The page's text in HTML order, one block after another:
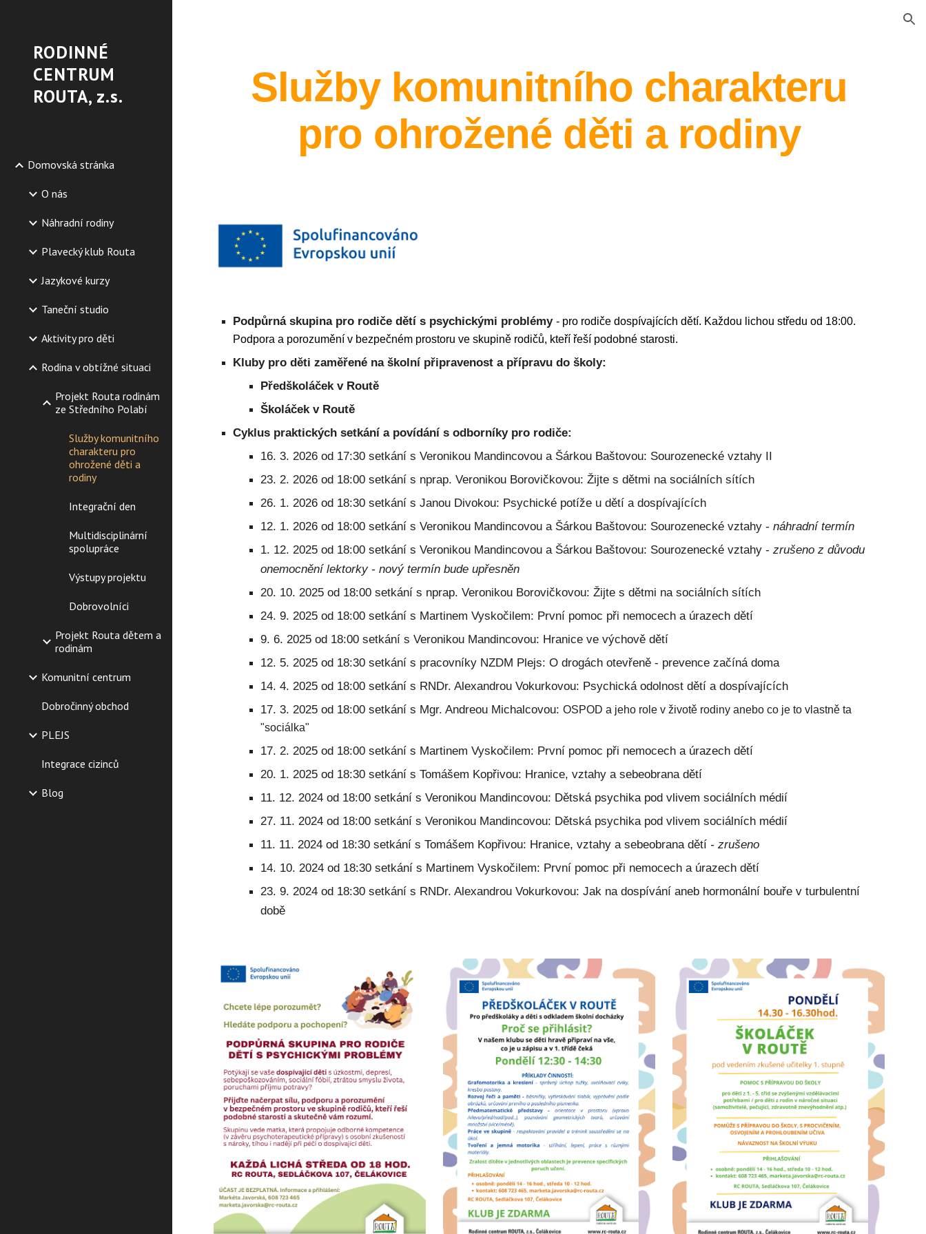
RODINNÉ
CENTRUM
ROUTA, z.s.
Domovská stránka
O nás
Náhradní rodiny
Plavecký klub Routa
Jazykové kurzy
Taneční studio
Aktivity pro děti
Rodina v obtížné situaci
Projekt Routa rodinám
ze Středního Polabí
Služby komunitního
charakteru pro
ohrožené děti a
rodiny
Integrační den
Multidisciplinární
spolupráce
Výstupy projektu
Dobrovolníci
Projekt Routa dětem a
rodinám
Komunitní centrum
Dobročinný obchod
PLEJS
Integrace cizinců
Blog
Služby komunitního charakteru
pro ohrožené děti a rodiny
Podpůrná skupina pro rodiče dětí s psychickými problémy- pro rodiče dospívajících dětí. Každou lichou středu od 18:00.
Podpora a porozumění v bezpečném prostoru ve skupině rodičů, kteří řeší podobné starosti.
Kluby pro děti zaměřené na školní připravenost a přípravu do školy:
Předškoláček v Routě
Školáček v Routě
Cyklus praktických setkání a povídání s odborníky pro rodiče:
16. 3. 2026 od 17:30 setkánís Veronikou Mandincovou a Šárkou Baštovou: Sourozenecké vztahy II
23. 2. 2026 od 18:00setkání s nprap. Veronikou Borovičkovou: Žijte s dětmi na sociálních sítích
26. 1. 2026 od 18:30 setkání s Janou Divokou: Psychické potíže u dětí a dospívajících
12. 1. 2026 od 18:00setkání s Veronikou Mandincovou a Šárkou Baštovou: Sourozenecké vztahy -náhradní termín
1. 12. 2025 od 18:00 setkání s Veronikou Mandincovou a Šárkou Baštovou: Sourozenecké vztahy -zrušeno z důvodu
onemocnění lektorky - nový termín bude upřesněn
20. 10. 2025 od 18:00 setkání s nprap. Veronikou Borovičkovou: Žijte s dětmi na sociálních sítích
24. 9. 2025 od 18:00setkání s Martinem Vyskočilem: První pomoc při nemocech a úrazech dětí
9. 6. 2025 od 18:00 setkání s Veronikou Mandincovou: Hranice ve výchově dětí
12. 5. 2025 od 18:30 setkání s pracovníky NZDM Plejs: O drogách otevřeně - prevence začíná doma
14. 4. 2025 od 18:00 setkání s RNDr. Alexandrou Vokurkovou: Psychická odolnost dětí a dospívajících
17. 3. 2025 od 18:00 setkání s Mgr. Andreou Michalcovou:OSPOD a jeho role v životě rodiny anebo co je to vlastně ta
"sociálka"
17. 2. 2025 od 18:00 setkání s Martinem Vyskočilem: První pomoc při nemocech a úrazech dětí
20. 1. 2025 od 18:30 setkání sTomášem Kopřivou: Hranice, vztahy a sebeobrana dětí
11. 12. 2024od 18:00 setkání s Veronikou Mandincovou: Dětská psychika pod vlivem sociálních médií
27. 11. 2024 od 18:00 setkání s Veronikou Mandincovou: Dětská psychika pod vlivem sociálních médií
11. 11. 2024 od 18:30 setkání s Tomášem Kopřivou: Hranice, vztahy a sebeobrana dětí - zrušeno
14. 10. 2024 od 18:30 setkání s Martinem Vyskočilem: První pomoc při nemocech a úrazech dětí
23. 9. 2024 od 18:30 setkání s RNDr. Alexandrou Vokurkovou:Jak na dospívání aneb hormonální bouře v turbulentní
době